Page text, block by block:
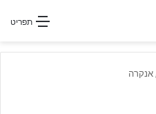
תפריט
אנקרה